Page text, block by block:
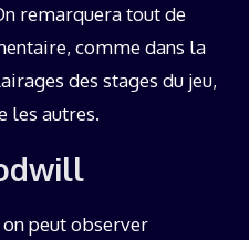
remarquera tout de
comme dans la
des stages du jeu,
les autres.
peut observer